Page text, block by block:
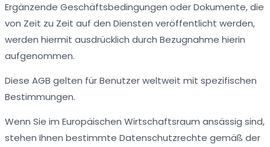
Ergänzende Geschäftsbedingungen oder Dokumente, die
von Zeit zu Zeit auf den Diensten veröffentlicht werden,
werden hiermit ausdrücklich durch Bezugnahme hierin
aufgenommen.
Diese AGB gelten für Benutzer weltweit mit spezifischen
Bestimmungen.
Wenn Sie im Europäischen Wirtschaftsraum ansässig sind,
stehen Ihnen bestimmte Datenschutzrechte gemäß der